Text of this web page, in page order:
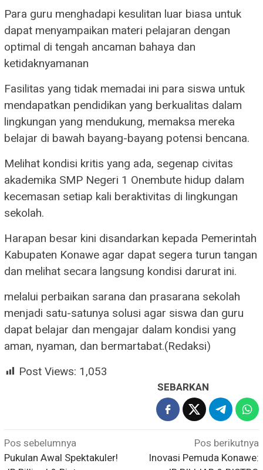
Para guru menghadapi kesulitan luar biasa untuk
dapat menyampaikan materi pelajaran dengan
optimal di tengah ancaman bahaya dan
ketidaknyamanan
Fasilitas yang tidak memadai ini para siswa untuk
mendapatkan pendidikan yang berkualitas dalam
lingkungan yang mendukung, memaksa mereka
belajar di bawah bayang-bayang potensi bencana.
Melihat kondisi kritis yang ada, segenap civitas
akademika SMP Negeri 1 Onembute hidup dalam
kecemasan setiap kali beraktivitas di lingkungan
sekolah.
Harapan besar kini disandarkan kepada Pemerintah
Kabupaten Konawe agar dapat segera turun tangan
dan melihat secara langsung kondisi darurat ini.
melalui perbaikan sarana dan prasarana sekolah
menjadi satu-satunya solusi agar siswa dan guru
dapat belajar dan mengajar dalam kondisi yang
aman, nyaman, dan bermartabat.(Redaksi)
Post Views: 1,053
SEBARKAN
Navigasi
pos
Pos sebelumnya
Pukulan Awal Spektakuler!
Pos berikutnya
Inovasi Pemuda Konawe: